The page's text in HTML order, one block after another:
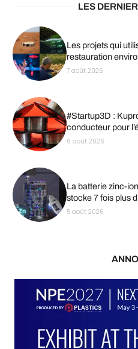
LES
Les projets qui
restauration
7 août 2026
#Startup3D :
conducteur pour
6 août 2026
La batterie zinc-
stocke 7 fois plus
5 août 2026